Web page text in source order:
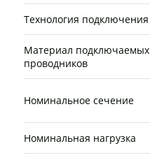
Технология подключения
Материал подключаемых
проводников
Номинальное сечение
Номинальная нагрузка